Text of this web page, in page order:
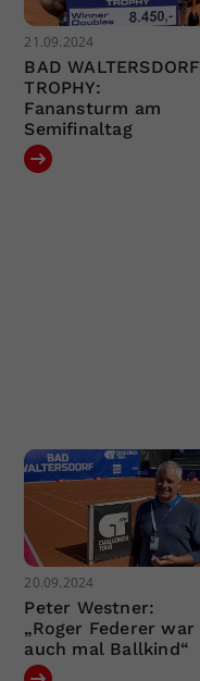
21.09.2024
BAD WALTERSDORF
TROPHY:
Fanansturm am
Semifinaltag
20.09.2024
Peter Westner:
„Roger Federer war
auch mal Ballkind“